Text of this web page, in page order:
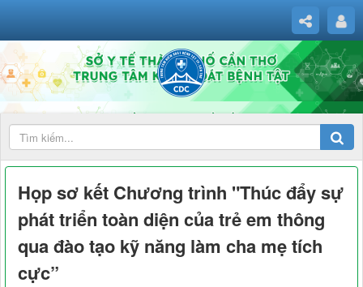
Họp sơ kết Chương trình "Thúc đẩy sự
phát triển toàn diện của trẻ em thông
qua đào tạo kỹ năng làm cha mẹ tích
cực”